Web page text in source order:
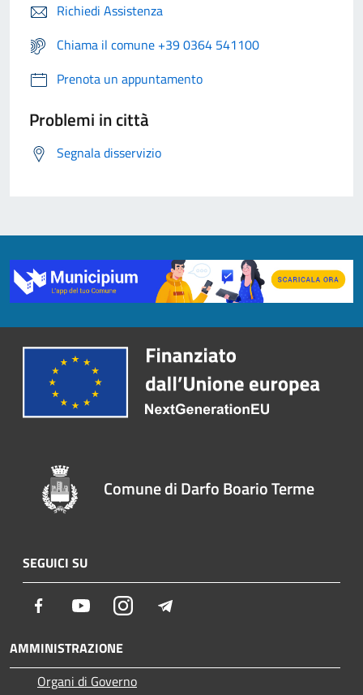
Richiedi Assistenza
Chiama il comune +39 0364 541100
Prenota un appuntamento
Problemi in città
Segnala disservizio
Comune di Darfo Boario Terme
SEGUICI SU
Facebook YoutubeInstagram
AMMINISTRAZIONE
Organi di Governo